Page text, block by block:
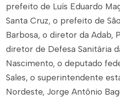
prefeito de Luís Eduardo
Santa Cruz, o prefeito de
Barbosa, o diretor da Adab,
diretor de Defesa Sanitária
Nascimento, o deputado
Sales, o superintendente
Nordeste, Jorge Antônio